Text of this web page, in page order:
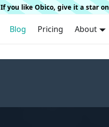
If you like Obico, give it a star on
Blog Pricing About